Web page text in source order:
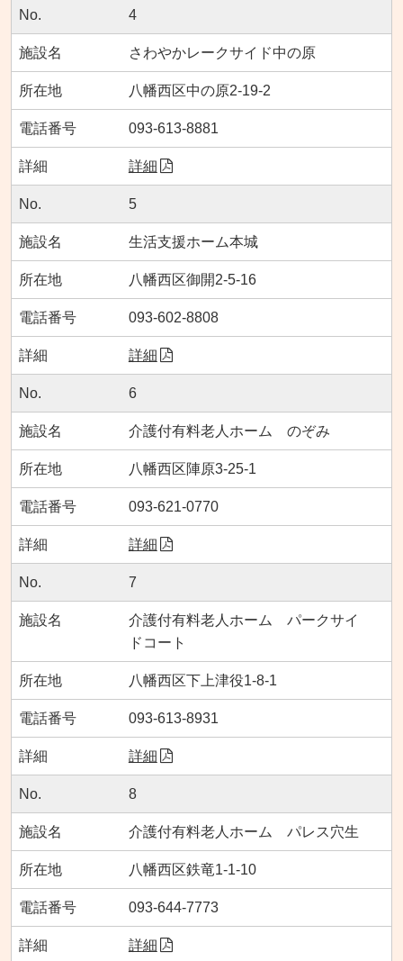
4
さわやかレークサイド中の原
八幡西区中の原2-19-2
093-613-8881
詳細
5
生活支援ホーム本城
八幡西区御開2-5-16
093-602-8808
詳細
6
介護付有料老人ホーム のぞみ
八幡西区陣原3-25-1
093-621-0770
詳細
7
介護付有料老人ホーム パークサイ
ドコート
八幡西区下上津役1-8-1
093-613-8931
詳細
8
介護付有料老人ホーム パレス穴生
八幡西区鉄竜1-1-10
093-644-7773
詳細